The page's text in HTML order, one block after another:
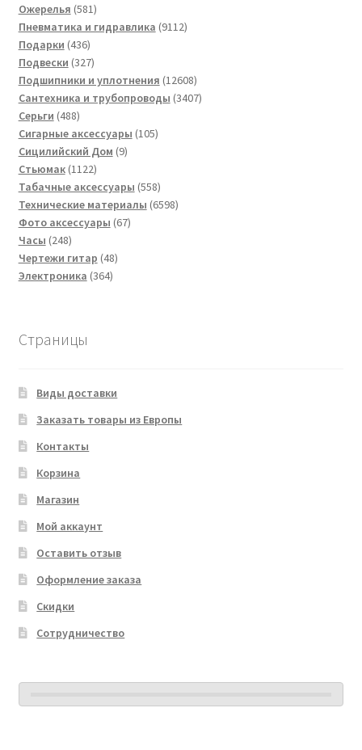
Ожерелья 581581
товар
Пневматика и гидравлика 91129112
Подарки 436436
товаров
Подвески 327327
товаров
Подшипники и уплотнения 1260812608
товаров
Сантехника и трубопроводы 34073407
Серьги 488488
товаров
Сигарные аксессуары 105105
Сицилийский Дом 99
Стьюмак 11221122
товара
Табачные аксессуары 558558
товаров
Технические материалы 65986598
Фото аксессуары 6767
Часы 248248
товаров
Чертежи гитар 4848
Электроника 364364
Страницы
Виды доставки
Заказать товары из Европы
Контакты
Корзина
Магазин
Мой аккаунт
Оставить отзыв
Оформление заказа
Скидки
Сотрудничество